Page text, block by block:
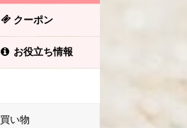
クーポン
お役立ち情報
買い物